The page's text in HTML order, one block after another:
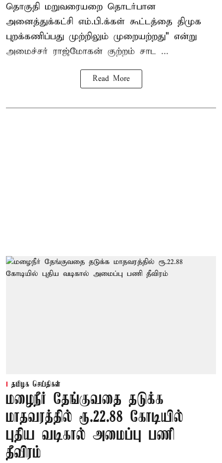
தொகுதி மறுவரையறை தொடர்பான
அனைத்துக்கட்சி எம்.பி.க்கள் கூட்டத்தை திமுக
புறக்கணிப்பது முற்றிலும் முறையற்றது" என்று
அமைச்சர் ராஜ்மோகன் குற்றம் சாட ...
Read More
தமிழக செய்திகள்
மழைநீர் தேங்குவதை தடுக்க
மாதவரத்தில் ரூ.22.88 கோடியில்
புதிய வடிகால் அமைப்பு பணி
தீவிரம்